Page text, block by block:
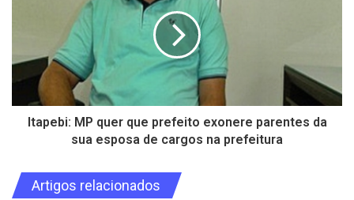
Itapebi: MP quer que prefeito exonere parentes da
sua esposa de cargos na prefeitura
Artigos relacionados